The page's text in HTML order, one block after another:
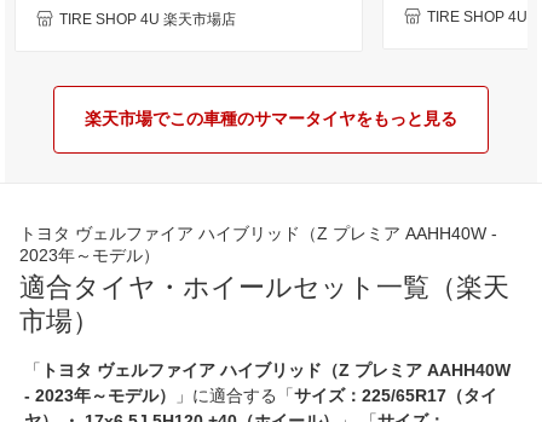
TIRE SHOP 4U 楽天市場店 TIRE SHOP 4U
楽天市場でこの車種のサマータイヤをもっと見る
トヨタ ヴェルファイア ハイブリッド（Z プレミア AAHH40W -
2023年～モデル）
適合タイヤ・ホイールセット一覧（楽天
市場）
「 トヨタ ヴェルファイア ハイブリッド（Z プレミア AAHH40W
- 2023年～モデル）
」に適合する「サイズ：225/65R17（タイ